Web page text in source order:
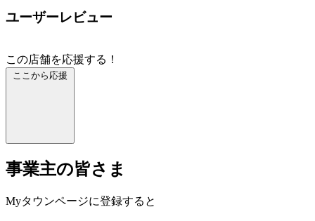
ユーザーレビュー
この店舗を応援する！
ここから応援
事業主の皆さま
Myタウンページに登録すると